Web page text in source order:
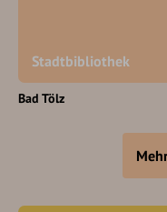
Stadtbibliothek
Bad Tölz